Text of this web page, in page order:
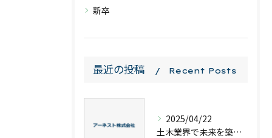
新卒
最近の投稿 Recent Posts
2025/04/22
土木業界で未来を築く！ワクワクするキャリアの魅力